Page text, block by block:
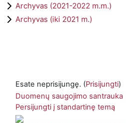
Archyvas (2021-2022 m.m.)
Archyvas (iki 2021 m.)
Esate neprisijungę. (Prisijungti)
Duomenų saugojimo santrauka
Persijungti į standartinę temą